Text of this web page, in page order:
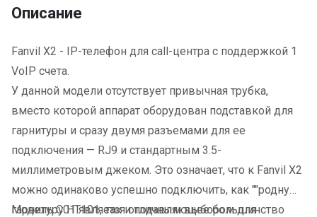
Описание
Fanvil X2 - IP-телефон для call-центра с поддержкой 1
VoIP счета.
У данной модели отсутствует привычная трубка,
вместо которой аппарат оборудован подставкой для
гарнитуры и сразу двумя разъемами для ее
подключения — RJ9 и стандартным 3.5-
миллиметровым джеком. Это означает, что к Fanvil X2
можно одинаково успешно подключить, как ""родную""
гарнитуру HT101, так и подавляющее большинство
Модель C01 является отличным выбором для